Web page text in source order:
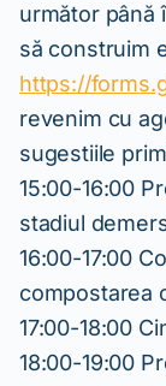
următor până
să construim
https://
revenim cu
sugestiile
15:00-16:00
stadiul
16:00-17:00
compostarea
17:00-18:00
18:00-19:00